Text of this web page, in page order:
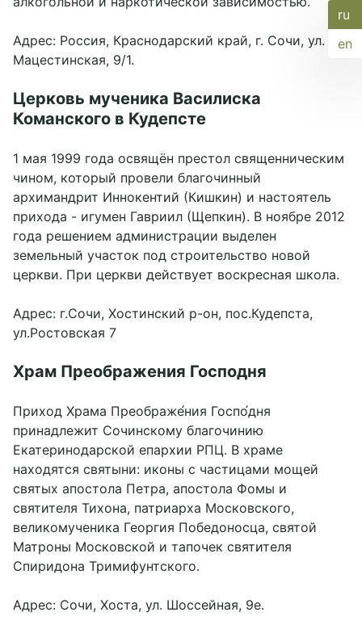
Адрес: Россия, Краснодарский край, г. Сочи, ул.
Мацестинская, 9/1.
Церковь мученика Василиска
Команского в Кудепсте
1 мая 1999 года освящён престол священническим
чином, который провели благочинный
архимандрит Иннокентий (Кишкин) и настоятель
прихода - игумен Гавриил (Щепкин). В ноябре 2012
года решением администрации выделен
земельный участок под строительство новой
церкви. При церкви действует воскресная школа.
Адрес: г.Сочи, Хостинский р-он, пос.Кудепста,
ул.Ростовская 7
Храм Преображения Господня
Приход Храма Преображе́ния Госпо́дня
принадлежит Сочинскому благочинию
Екатеринодарской епархии РПЦ. В храме
находятся святыни: иконы с частицами мощей
святых апостола Петра, апостола Фомы и
святителя Тихона, патриарха Московского,
великомученика Георгия Победоносца, святой
Матроны Московской и тапочек святителя
Спиридона Тримифунтского.
Адрес: Сочи, Хоста, ул. Шоссейная, 9е.
ru
en